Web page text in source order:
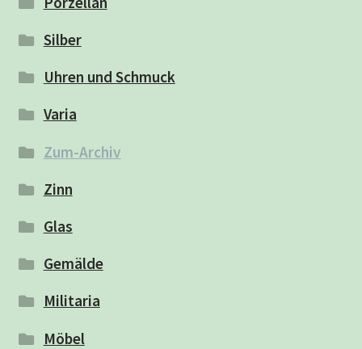
Silber
Uhren und Schmuck
Varia
Zum-Archiv
Zinn
Glas
Gemälde
Militaria
Möbel